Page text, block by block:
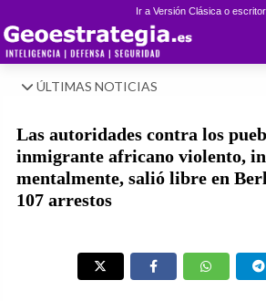
Ir a Versión Clásica o
ÚLTIMAS NOTICIAS
Las autoridades contra los
inmigrante africano violento,
mentalmente, salió libre en
107 arrestos